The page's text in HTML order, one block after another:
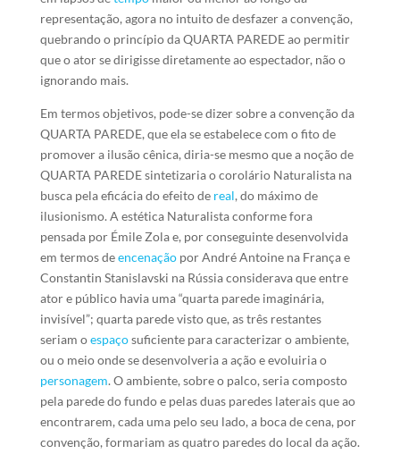
representação, agora no intuito de desfazer a convenção,
quebrando o princípio da QUARTA PAREDE ao permitir
que o ator se dirigisse diretamente ao espectador, não o
ignorando mais.
Em termos objetivos, pode-se dizer sobre a convenção da
QUARTA PAREDE, que ela se estabelece com o fito de
promover a ilusão cênica, diria-se mesmo que a noção de
QUARTA PAREDE sintetizaria o corolário Naturalista na
busca pela eficácia do efeito de real, do máximo de
ilusionismo. A estética Naturalista conforme fora
pensada por Émile Zola e, por conseguinte desenvolvida
em termos deencenaçãopor André Antoine na França e
Constantin Stanislavski na Rússia considerava que entre
ator e público havia uma “quarta parede imaginária,
invisível”; quarta parede visto que, as três restantes
seriam oespaçosuficiente para caracterizar o ambiente,
ou o meio onde se desenvolveria a ação e evoluiria o
personagem. O ambiente, sobre o palco, seria composto
pela parede do fundo e pelas duas paredes laterais que ao
encontrarem, cada uma pelo seu lado, a boca de cena, por
convenção, formariam as quatro paredes do local da ação.